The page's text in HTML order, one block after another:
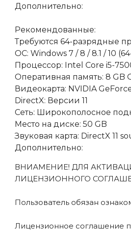
Дополнительно:
Рекомендованные:
Требуются 64-разрядные
ОС: Windows 7 / 8 / 8.1 / 10
Процессор: Intel Core i5-
Оперативная память: 8 GB
Видеокарта: NVIDIA
DirectX: Версии 11
Сеть: Широкополосное
Место на диске: 50 GB
Звуковая карта: DirectX 11
Дополнительно:
ВНИАМЕНИЕ! ДЛЯ
ЛИЦЕНЗИОННОГО
Пользователь обязан
Лицензионное соглашение